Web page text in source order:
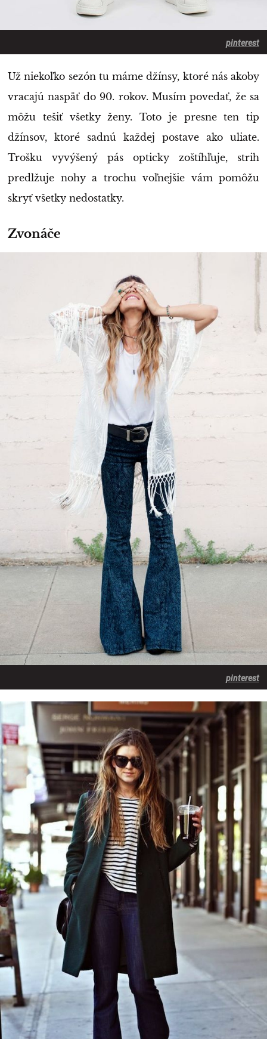
pinterest
Už niekoľko sezón tu máme džínsy, ktoré nás akoby
vracajú naspäť do 90. rokov. Musím povedať, že sa
môžu tešiť všetky ženy. Toto je presne ten tip
džínsov, ktoré sadnú každej postave ako uliate.
Trošku vyvýšený pás opticky zoštíhľuje, strih
predlžuje nohy a trochu voľnejšie vám pomôžu
skryť všetky nedostatky.
Zvonáče
pinterest